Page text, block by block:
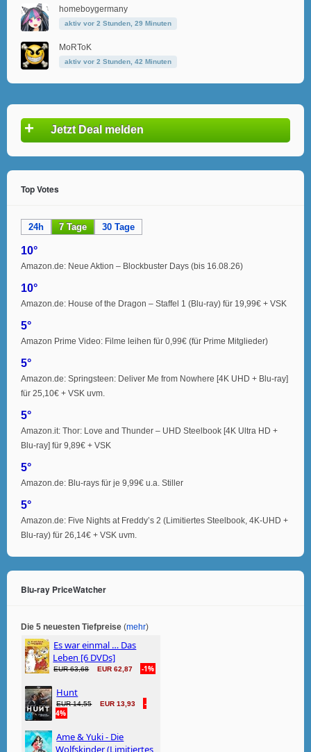
homeboygermany
aktiv vor 2 Stunden, 29 Minuten
MoRToK
aktiv vor 2 Stunden, 42 Minuten
+ Jetzt Deal melden
Top Votes
24h 7 Tage 30 Tage
10°
Amazon.de: Neue Aktion – Blockbuster Days (bis 16.08.26)
10°
Amazon.de: House of the Dragon – Staffel 1 (Blu-ray) für 19,99€ + VSK
5°
Amazon Prime Video: Filme leihen für 0,99€ (für Prime Mitglieder)
5°
Amazon.de: Springsteen: Deliver Me from Nowhere [4K UHD + Blu-ray]
für 25,10€ + VSK uvm.
5°
Amazon.it: Thor: Love and Thunder – UHD Steelbook [4K Ultra HD +
Blu-ray] für 9,89€ + VSK
5°
Amazon.de: Blu-rays für je 9,99€ u.a. Stiller
5°
Amazon.de: Five Nights at Freddy’s 2 (Limitiertes Steelbook, 4K-UHD +
Blu-ray) für 26,14€ + VSK uvm.
Blu-ray PriceWatcher
Die 5 neuesten Tiefpreise (mehr)